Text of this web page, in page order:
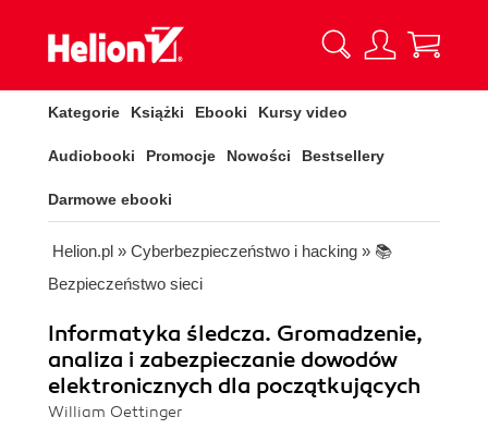
Kategorie Książki Ebooki Kursy video
Audiobooki Promocje Nowości Bestsellery
Darmowe ebooki
Helion.pl » Cyberbezpieczeństwo i hacking » 📚
Bezpieczeństwo sieci
Informatyka śledcza. Gromadzenie,
analiza i zabezpieczanie dowodów
elektronicznych dla początkujących
William Oettinger